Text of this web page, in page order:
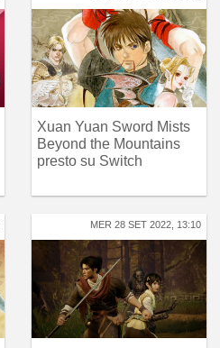
Xuan Yuan Sword Mists
Beyond the Mountains
presto su Switch
MER 28 SET 2022, 13:10